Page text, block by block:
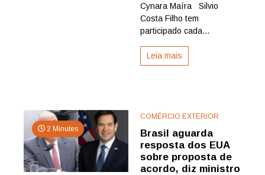
Lula
durante
agendas,
Blog
do
Cynara Maíra Silvio
Costa Filho tem
participado cada...
Leia mais
2 Minutes
COMÉRCIO EXTERIOR
Brasil aguarda
resposta dos EUA
sobre proposta de
acordo, diz ministro